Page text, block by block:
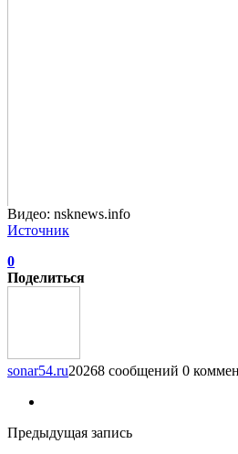
Видео: nsknews.info
Источник
0
Поделиться
sonar54.ru20268 сообщений 0
Предыдущая запись